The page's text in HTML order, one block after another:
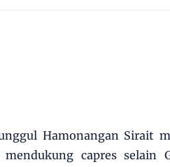
Hamonangan Sirait
capres selain